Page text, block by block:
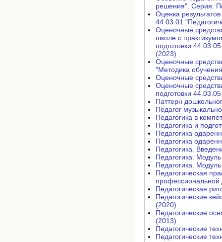
решения". Серия:
Оценка
44.03.01
Оценочные
школе с
подготовки
(2023)
Оценочные
"Методика
Оценочные
Оценочные
подготовки
Паттерн
Педагог
Педагогика в
Педагогика и
Педагогика
Педагогика
Педагогика.
Педагогика.
Педагогика.
Педагогическая
профессиональной
Педагогическая
Педагогические
(2020)
Педагогические
(2013)
Педагогические
Педагогические